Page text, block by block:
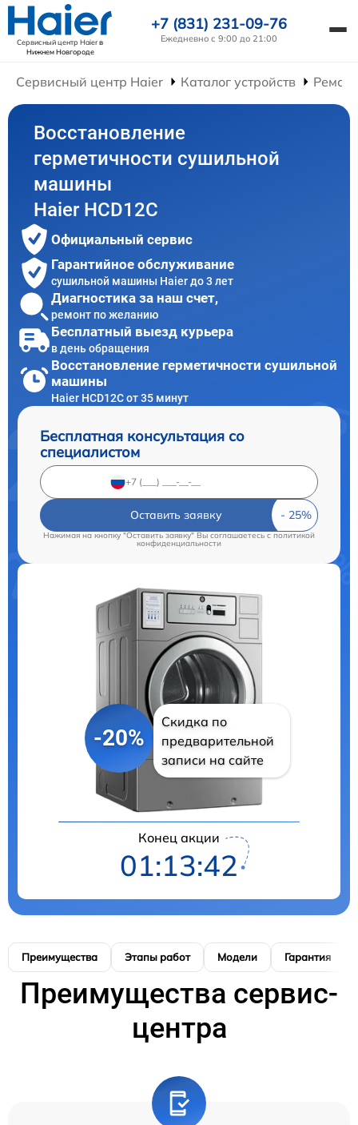
Сервисный центр Haierв
Нижнем Новгороде
+7 (831) 231-09-76
Ежедневно с 9:00 до 21:00
Сервисный центр Haier Каталог устройств
Восстановление
герметичности сушильной
машины
Haier HCD12C
Официальный сервис
Гарантийное обслуживание
сушильной машины Haier до 3 лет
Диагностика за наш счет,
ремонт по желанию
Бесплатный выезд курьера
в день обращения
Восстановление герметичности сушильной
машины
Haier HCD12C от 35 минут
Бесплатная консультация со
специалистом
Оставить заявку
Нажимая на кнопку "Оставить заявку" Вы соглашаетесь cполитикой
конфиденциальности
-20%
Скидка по
предварительной
записи на сайте
Конец акции
01:13:41
Преимущества Этапы работ Модели Гарантия
Преимущества сервис-
центра